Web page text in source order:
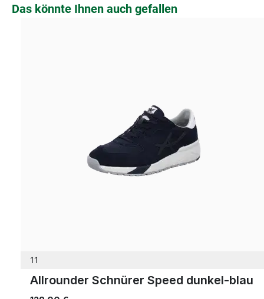
Produktgalerie überspringen
Das könnte Ihnen auch gefallen
11
Allrounder Schnürer Speed dunkel-blau